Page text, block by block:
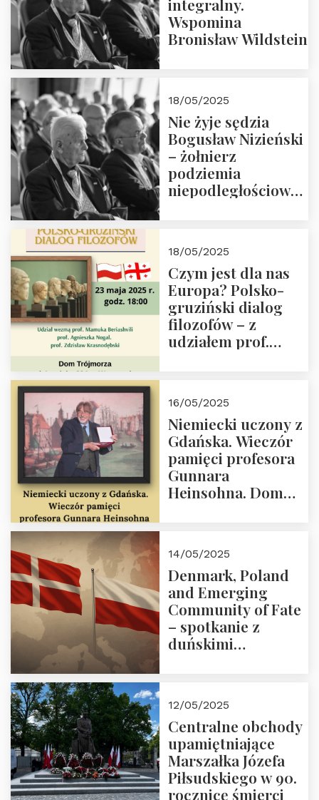
integralny.
Wspomina
Bronisław Wildstein
18/05/2025
Nie żyje sędzia
Bogusław Nizieński
– żołnierz
podziemia
niepodległościowego
społeczny, członek
Kapituły Nagrody
im. Prezydenta
Lecha
Kaczyńskiego.
Wielki autorytet.
18/05/2025
Czym jest dla nas
Europa? Polsko-
gruziński dialog
filozofów – z
udziałem prof.
Dom Trójmorza 23
maja 2025 r. godz.
18:00.
16/05/2025
Niemiecki uczony z
Gdańska. Wieczór
pamięci profesora
Gunnara
Heinsohna. Dom
14/05/2025
Denmark, Poland
and Emerging
Community of Fate
– spotkanie z
duńskimi
12/05/2025
Centralne obchody
upamiętniające
Marszałka Józefa
Piłsudskiego w 90.
rocznicę śmierci